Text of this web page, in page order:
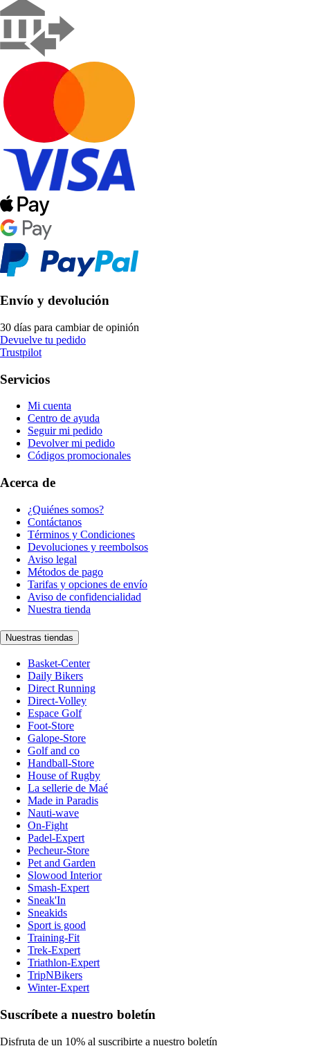
Envío y devolución
30 días para cambiar de opinión
Devuelve tu pedido
Trustpilot
Servicios
Mi cuenta
Centro de ayuda
Seguir mi pedido
Devolver mi pedido
Códigos promocionales
Acerca de
¿Quiénes somos?
Contáctanos
Términos y Condiciones
Devoluciones y reembolsos
Aviso legal
Métodos de pago
Tarifas y opciones de envío
Aviso de confidencialidad
Nuestra tienda
Nuestras tiendas
Basket-Center
Daily Bikers
Direct Running
Direct-Volley
Espace Golf
Foot-Store
Galope-Store
Golf and co
Handball-Store
House of Rugby
La sellerie de Maé
Made in Paradis
Nauti-wave
On-Fight
Padel-Expert
Pecheur-Store
Pet and Garden
Slowood Interior
Smash-Expert
Sneak'In
Sneakids
Sport is good
Training-Fit
Trek-Expert
Triathlon-Expert
TripNBikers
Winter-Expert
Suscríbete a nuestro boletín
Disfruta de un 10% al suscribirte a nuestro boletín